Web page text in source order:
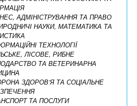
АДМІНІСТРУВАННЯ ТА ПРАВО
НАУКИ, МАТЕМАТИКА ТА
ТЕХНОЛОГІЇ
ЛІСОВЕ, РИБНЕ
ТА ВЕТЕРИНАРНА
ЗДОРОВ’Я ТА СОЦІАЛЬНЕ
ТА ПОСЛУГИ